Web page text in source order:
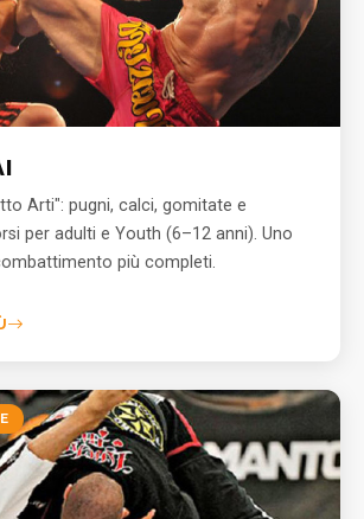
Arti": pugni, calci, gomitate e
per adulti e Youth (6–12 anni). Uno
più completi.